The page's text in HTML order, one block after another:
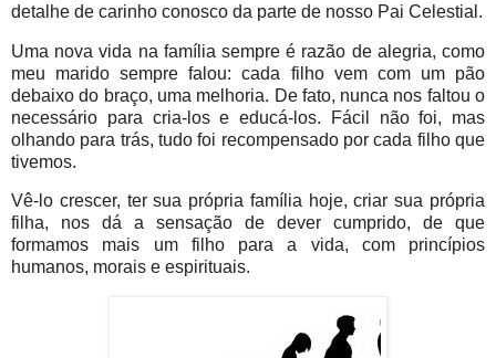
detalhe de carinho conosco da parte de nosso Pai Celestial.
Uma nova vida na família sempre é razão de alegria, como
meu marido sempre falou: cada filho vem com um pão
debaixo do braço, uma melhoria. De fato, nunca nos faltou o
necessário para cria-los e educá-los. Fácil não foi, mas
olhando para trás, tudo foi recompensado por cada filho que
tivemos.
Vê-lo crescer, ter sua própria família hoje, criar sua própria
filha, nos dá a sensação de dever cumprido, de que
formamos mais um filho para a vida, com princípios
humanos, morais e espirituais.